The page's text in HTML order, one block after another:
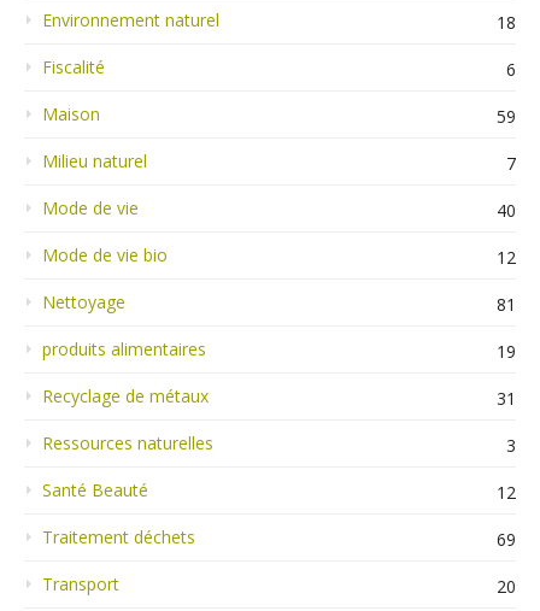
Environnement naturel
18
Fiscalité
6
Maison
59
Milieu naturel
7
Mode de vie
40
Mode de vie bio
12
Nettoyage
81
produits alimentaires
19
Recyclage de métaux
31
Ressources naturelles
3
Santé Beauté
12
Traitement déchets
69
Transport
20